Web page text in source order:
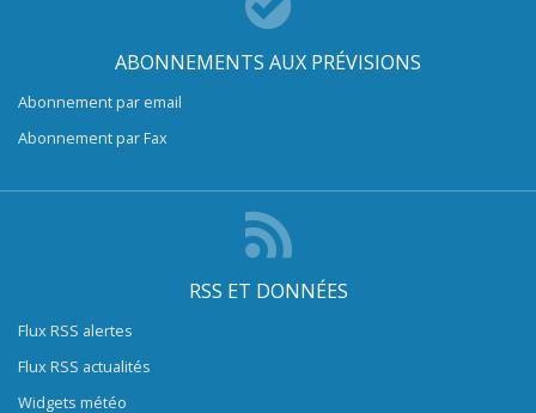
ABONNEMENTS AUX PRÉVISIONS
Abonnement par email
Abonnement par Fax
RSS ET DONNÉES
Flux RSS alertes
Flux RSS actualités
Widgets météo